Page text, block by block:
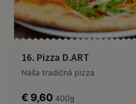
16. Pizza D.ART
Naša tradičná pizza
€ 9,60 400g